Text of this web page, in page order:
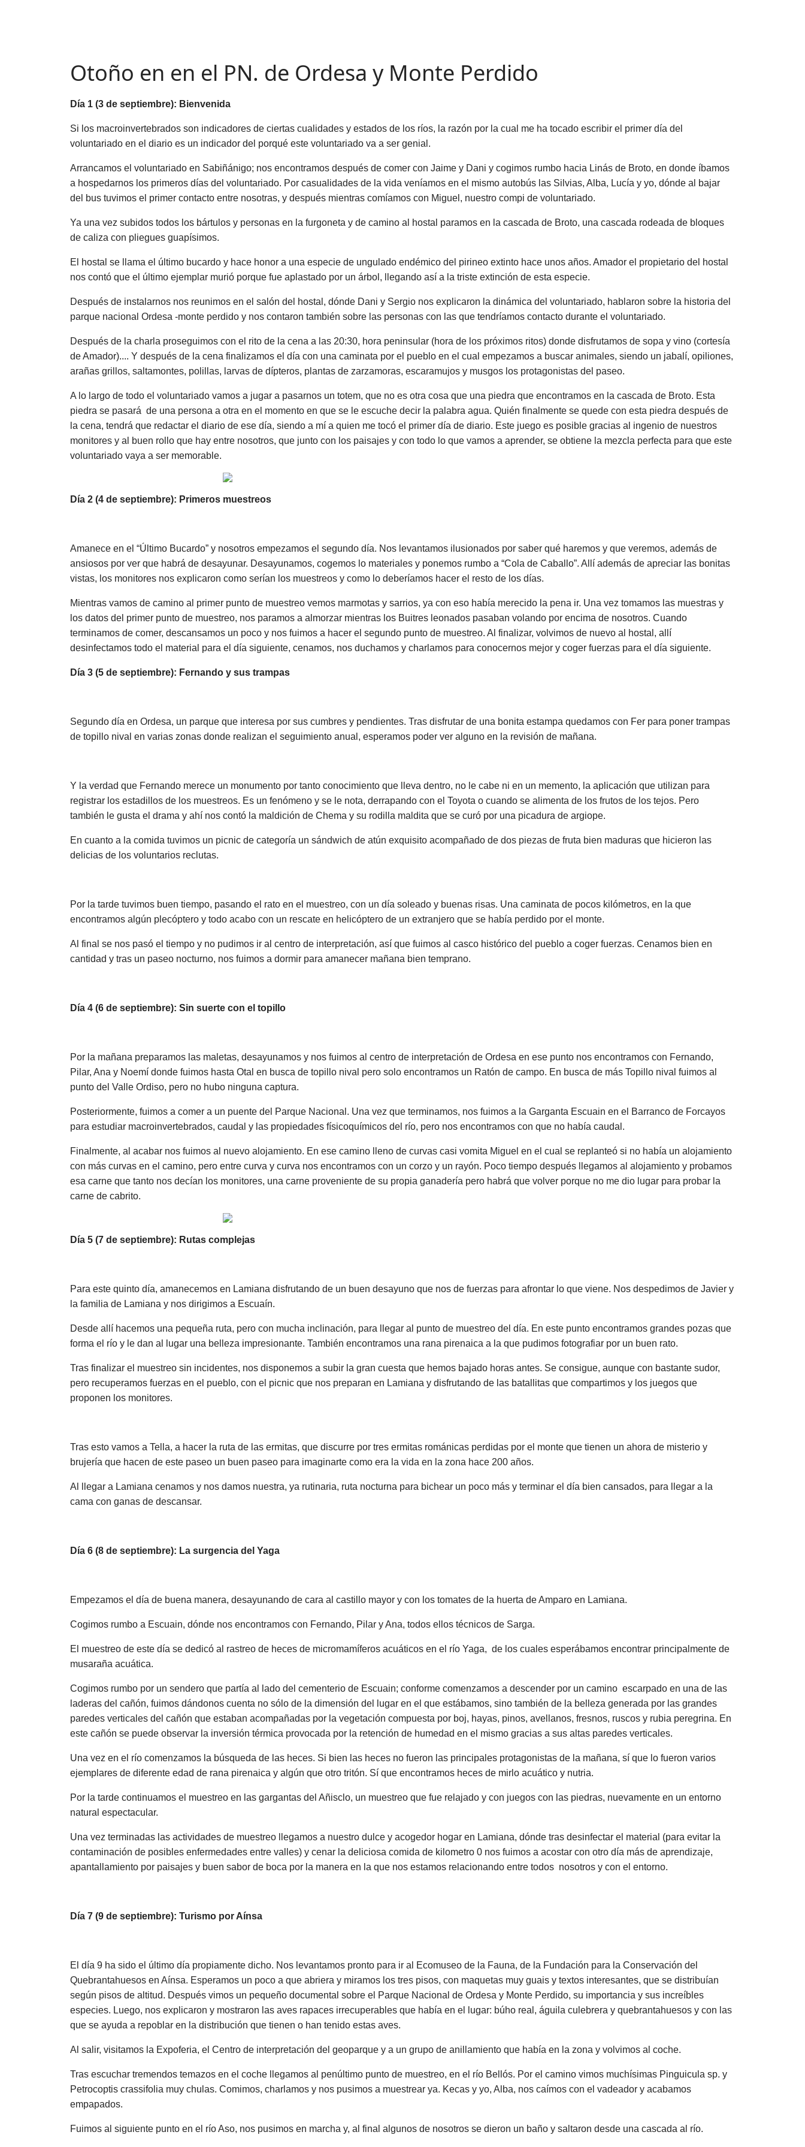
Otoño en en el PN. de Ordesa y Monte Perdido
Día 1 (3 de septiembre): Bienvenida
Si los macroinvertebrados son indicadores de ciertas cualidades y estados de los ríos, la razón por la cual me ha tocado escribir el primer día del
voluntariado en el diario es un indicador del porqué este voluntariado va a ser genial.
Arrancamos el voluntariado en Sabiñánigo; nos encontramos después de comer con Jaime y Dani y cogimos rumbo hacia Linás de Broto, en donde íbamos
a hospedarnos los primeros días del voluntariado. Por casualidades de la vida veníamos en el mismo autobús las Silvias, Alba, Lucía y yo, dónde al bajar
del bus tuvimos el primer contacto entre nosotras, y después mientras comíamos con Miguel, nuestro compi de voluntariado.
Ya una vez subidos todos los bártulos y personas en la furgoneta y de camino al hostal paramos en la cascada de Broto, una cascada rodeada de bloques
de caliza con pliegues guapísimos.
El hostal se llama el último bucardo y hace honor a una especie de ungulado endémico del pirineo extinto hace unos años. Amador el propietario del hostal
nos contó que el último ejemplar murió porque fue aplastado por un árbol, llegando así a la triste extinción de esta especie.
Después de instalarnos nos reunimos en el salón del hostal, dónde Dani y Sergio nos explicaron la dinámica del voluntariado, hablaron sobre la historia del
parque nacional Ordesa -monte perdido y nos contaron también sobre las personas con las que tendríamos contacto durante el voluntariado.
Después de la charla proseguimos con el rito de la cena a las 20:30, hora peninsular (hora de los próximos ritos) donde disfrutamos de sopa y vino (cortesía
de Amador).... Y después de la cena finalizamos el día con una caminata por el pueblo en el cual empezamos a buscar animales, siendo un jabalí, opiliones,
arañas grillos, saltamontes, polillas, larvas de dípteros, plantas de zarzamoras, escaramujos y musgos los protagonistas del paseo.
A lo largo de todo el voluntariado vamos a jugar a pasarnos un totem, que no es otra cosa que una piedra que encontramos en la cascada de Broto. Esta
piedra se pasará de una persona a otra en el momento en que se le escuche decir la palabra agua. Quién finalmente se quede con esta piedra después de
la cena, tendrá que redactar el diario de ese día, siendo a mí a quien me tocó el primer día de diario. Este juego es posible gracias al ingenio de nuestros
monitores y al buen rollo que hay entre nosotros, que junto con los paisajes y con todo lo que vamos a aprender, se obtiene la mezcla perfecta para que este
voluntariado vaya a ser memorable.
Día 2 (4 de septiembre): Primeros muestreos
Amanece en el “Último Bucardo” y nosotros empezamos el segundo día. Nos levantamos ilusionados por saber qué haremos y que veremos, además de
ansiosos por ver que habrá de desayunar. Desayunamos, cogemos lo materiales y ponemos rumbo a “Cola de Caballo”. Allí además de apreciar las bonitas
vistas, los monitores nos explicaron como serían los muestreos y como lo deberíamos hacer el resto de los días.
Mientras vamos de camino al primer punto de muestreo vemos marmotas y sarrios, ya con eso había merecido la pena ir. Una vez tomamos las muestras y
los datos del primer punto de muestreo, nos paramos a almorzar mientras los Buitres leonados pasaban volando por encima de nosotros. Cuando
terminamos de comer, descansamos un poco y nos fuimos a hacer el segundo punto de muestreo. Al finalizar, volvimos de nuevo al hostal, allí
desinfectamos todo el material para el día siguiente, cenamos, nos duchamos y charlamos para conocernos mejor y coger fuerzas para el día siguiente.
Día 3 (5 de septiembre): Fernando y sus trampas
Segundo día en Ordesa, un parque que interesa por sus cumbres y pendientes. Tras disfrutar de una bonita estampa quedamos con Fer para poner trampas
de topillo nival en varias zonas donde realizan el seguimiento anual, esperamos poder ver alguno en la revisión de mañana.
Y la verdad que Fernando merece un monumento por tanto conocimiento que lleva dentro, no le cabe ni en un memento, la aplicación que utilizan para
registrar los estadillos de los muestreos. Es un fenómeno y se le nota, derrapando con el Toyota o cuando se alimenta de los frutos de los tejos. Pero
también le gusta el drama y ahí nos contó la maldición de Chema y su rodilla maldita que se curó por una picadura de argiope.
En cuanto a la comida tuvimos un picnic de categoría un sándwich de atún exquisito acompañado de dos piezas de fruta bien maduras que hicieron las
delicias de los voluntarios reclutas.
Por la tarde tuvimos buen tiempo, pasando el rato en el muestreo, con un día soleado y buenas risas. Una caminata de pocos kilómetros, en la que
encontramos algún plecóptero y todo acabo con un rescate en helicóptero de un extranjero que se había perdido por el monte.
Al final se nos pasó el tiempo y no pudimos ir al centro de interpretación, así que fuimos al casco histórico del pueblo a coger fuerzas. Cenamos bien en
cantidad y tras un paseo nocturno, nos fuimos a dormir para amanecer mañana bien temprano.
Día 4 (6 de septiembre): Sin suerte con el topillo
Por la mañana preparamos las maletas, desayunamos y nos fuimos al centro de interpretación de Ordesa en ese punto nos encontramos con Fernando,
Pilar, Ana y Noemí donde fuimos hasta Otal en busca de topillo nival pero solo encontramos un Ratón de campo. En busca de más Topillo nival fuimos al
punto del Valle Ordiso, pero no hubo ninguna captura.
Posteriormente, fuimos a comer a un puente del Parque Nacional. Una vez que terminamos, nos fuimos a la Garganta Escuain en el Barranco de Forcayos
para estudiar macroinvertebrados, caudal y las propiedades físicoquímicos del río, pero nos encontramos con que no había caudal.
Finalmente, al acabar nos fuimos al nuevo alojamiento. En ese camino lleno de curvas casi vomita Miguel en el cual se replanteó si no había un alojamiento
con más curvas en el camino, pero entre curva y curva nos encontramos con un corzo y un rayón. Poco tiempo después llegamos al alojamiento y probamos
esa carne que tanto nos decían los monitores, una carne proveniente de su propia ganadería pero habrá que volver porque no me dio lugar para probar la
carne de cabrito.
Día 5 (7 de septiembre): Rutas complejas
Para este quinto día, amanecemos en Lamiana disfrutando de un buen desayuno que nos de fuerzas para afrontar lo que viene. Nos despedimos de Javier y
la familia de Lamiana y nos dirigimos a Escuaín.
Desde allí hacemos una pequeña ruta, pero con mucha inclinación, para llegar al punto de muestreo del día. En este punto encontramos grandes pozas que
forma el río y le dan al lugar una belleza impresionante. También encontramos una rana pirenaica a la que pudimos fotografiar por un buen rato.
Tras finalizar el muestreo sin incidentes, nos disponemos a subir la gran cuesta que hemos bajado horas antes. Se consigue, aunque con bastante sudor,
pero recuperamos fuerzas en el pueblo, con el picnic que nos preparan en Lamiana y disfrutando de las batallitas que compartimos y los juegos que
proponen los monitores.
Tras esto vamos a Tella, a hacer la ruta de las ermitas, que discurre por tres ermitas románicas perdidas por el monte que tienen un ahora de misterio y
brujería que hacen de este paseo un buen paseo para imaginarte como era la vida en la zona hace 200 años.
Al llegar a Lamiana cenamos y nos damos nuestra, ya rutinaria, ruta nocturna para bichear un poco más y terminar el día bien cansados, para llegar a la
cama con ganas de descansar.
Día 6 (8 de septiembre): La surgencia del Yaga
Empezamos el día de buena manera, desayunando de cara al castillo mayor y con los tomates de la huerta de Amparo en Lamiana.
Cogimos rumbo a Escuain, dónde nos encontramos con Fernando, Pilar y Ana, todos ellos técnicos de Sarga.
El muestreo de este día se dedicó al rastreo de heces de micromamíferos acuáticos en el río Yaga, de los cuales esperábamos encontrar principalmente de
musaraña acuática.
Cogimos rumbo por un sendero que partía al lado del cementerio de Escuain; conforme comenzamos a descender por un camino escarpado en una de las
laderas del cañón, fuimos dándonos cuenta no sólo de la dimensión del lugar en el que estábamos, sino también de la belleza generada por las grandes
paredes verticales del cañón que estaban acompañadas por la vegetación compuesta por boj, hayas, pinos, avellanos, fresnos, ruscos y rubia peregrina. En
este cañón se puede observar la inversión térmica provocada por la retención de humedad en el mismo gracias a sus altas paredes verticales.
Una vez en el río comenzamos la búsqueda de las heces. Si bien las heces no fueron las principales protagonistas de la mañana, sí que lo fueron varios
ejemplares de diferente edad de rana pirenaica y algún que otro tritón. Sí que encontramos heces de mirlo acuático y nutria.
Por la tarde continuamos el muestreo en las gargantas del Añisclo, un muestreo que fue relajado y con juegos con las piedras, nuevamente en un entorno
natural espectacular.
Una vez terminadas las actividades de muestreo llegamos a nuestro dulce y acogedor hogar en Lamiana, dónde tras desinfectar el material (para evitar la
contaminación de posibles enfermedades entre valles) y cenar la deliciosa comida de kilometro 0 nos fuimos a acostar con otro día más de aprendizaje,
apantallamiento por paisajes y buen sabor de boca por la manera en la que nos estamos relacionando entre todos nosotros y con el entorno.
Día 7 (9 de septiembre): Turismo por Aínsa
El día 9 ha sido el último día propiamente dicho. Nos levantamos pronto para ir al Ecomuseo de la Fauna, de la Fundación para la Conservación del
Quebrantahuesos en Aínsa. Esperamos un poco a que abriera y miramos los tres pisos, con maquetas muy guais y textos interesantes, que se distribuían
según pisos de altitud. Después vimos un pequeño documental sobre el Parque Nacional de Ordesa y Monte Perdido, su importancia y sus increíbles
especies. Luego, nos explicaron y mostraron las aves rapaces irrecuperables que había en el lugar: búho real, águila culebrera y quebrantahuesos y con las
que se ayuda a repoblar en la distribución que tienen o han tenido estas aves.
Al salir, visitamos la Expoferia, el Centro de interpretación del geoparque y a un grupo de anillamiento que había en la zona y volvimos al coche.
Tras escuchar tremendos temazos en el coche llegamos al penúltimo punto de muestreo, en el río Bellós. Por el camino vimos muchísimas Pinguicula sp. y
Petrocoptis crassifolia muy chulas. Comimos, charlamos y nos pusimos a muestrear ya. Kecas y yo, Alba, nos caímos con el vadeador y acabamos
empapados.
Fuimos al siguiente punto en el río Aso, nos pusimos en marcha y, al final algunos de nosotros se dieron un baño y saltaron desde una cascada al río.